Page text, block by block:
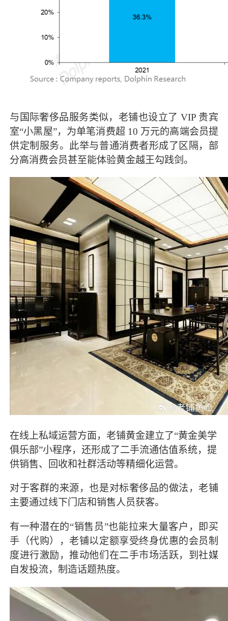
与国际奢侈品服务类似，老铺也设立了 VIP 贵宾
室“小黑屋”，为单笔消费超 10 万元的高端会员提
供定制服务。此举与普通消费者形成了区隔，部
分高消费会员甚至能体验黄金越王勾践剑。
在线上私域运营方面，老铺黄金建立了“黄金美学
俱乐部”小程序，还形成了二手流通估值系统，提
供销售、回收和社群活动等精细化运营。
对于客群的来源，也是对标奢侈品的做法，老铺
主要通过线下门店和销售人员获客。
有一种潜在的“销售员”也能拉来大量客户，即买
手（代购），老铺以定额享受终身优惠的会员制
度进行激励，推动他们在二手市场活跃，到社媒
自发投流，制造话题热度。